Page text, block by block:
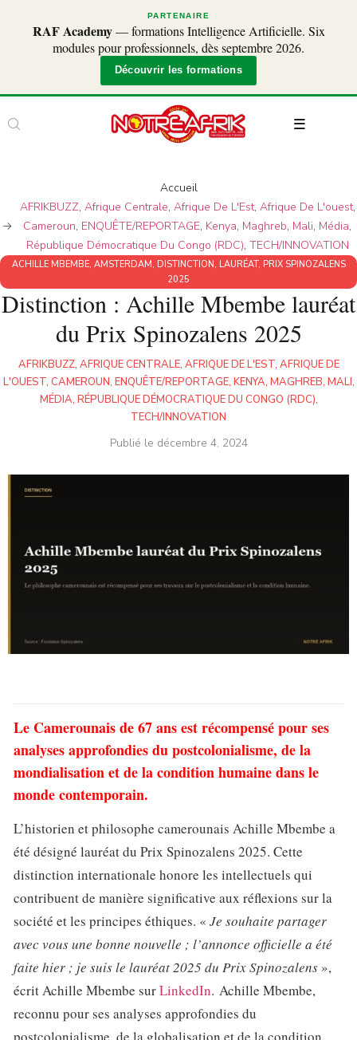
PARTENAIRE
RAF Academy— formations Intelligence Artificielle. Six
modules pour professionnels, dès septembre 2026.
Découvrir les formations
Accueil
AFRIKBUZZ, Afrique Centrale, Afrique De L'Est, Afrique De L'ouest,
Cameroun, ENQUÊTE/REPORTAGE, Kenya, Maghreb, Mali, Média,
République Démocratique Du Congo (RDC), TECH/INNOVATION
ACHILLE MBEMBE, AMSTERDAM, DISTINCTION, LAURÉAT, PRIX SPINOZALENS
2025
Distinction : Achille Mbembe lauréat
du Prix Spinozalens 2025
AFRIKBUZZ, AFRIQUE CENTRALE, AFRIQUE DE L'EST, AFRIQUE DE
L'OUEST, CAMEROUN, ENQUÊTE/REPORTAGE, KENYA, MAGHREB, MALI,
MÉDIA, RÉPUBLIQUE DÉMOCRATIQUE DU CONGO (RDC),
TECH/INNOVATION
Publié le décembre 4, 2024
Le Camerounais de 67 ans est récompensé pour ses
analyses approfondies du postcolonialisme, de la
mondialisation et de la condition humaine dans le
monde contemporain.
L’historien et philosophe camerounais Achille Mbembe a
été désigné lauréat du Prix Spinozalens 2025. Cette
distinction internationale honore les intellectuels qui
contribuent de manière significative aux réflexions sur la
société et les principes éthiques. « Je souhaite partager
avec vous une bonne nouvelle ; l’annonce officielle a été
faite hier ; je suis le lauréat 2025 du Prix Spinozalens »,
écrit Achille Mbembe surLinkedIn. Achille Mbembe,
reconnu pour ses analyses approfondies du